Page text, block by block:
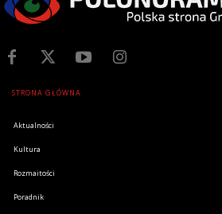
STRONA GŁÓWNA
Aktualności
Kultura
Rozmaitości
Poradnik